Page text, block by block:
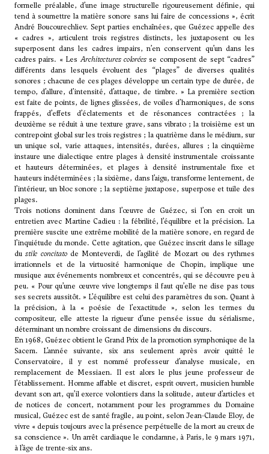
formelle préalable, d’une image structurelle rigoureusement définie, qui
tend à soumettre la matière sonore sans lui faire de concessions », écrit
André Boucourechliev. Sept parties enchaînées, que Guézec appelle des
« cadres », articulent trois registres distincts, les juxtaposent ou les
superposent dans les cadres impairs, n’en conservent qu’un dans les
cadres pairs. « LesArchitectures colorées se composent de sept “cadres”
différents dans lesquels évoluent des “plages” de diverses qualités
sonores ; chacune de ces plages développe un certain type de durée, de
tempo, d’allure, d’intensité, d’attaque, de timbre. » La première section
est faite de points, de lignes glissées, de voiles d’harmoniques, de sons
frappés, d’effets d’éclatements et de résonances contractées ; la
deuxième se réduit à une texture grave, sans vibrato ; la troisième est un
contrepoint global sur les trois registres ; la quatrième dans le médium, sur
un unique sol, varie attaques, intensités, durées, allures ; la cinquième
instaure une dialectique entre plages à densité instrumentale croissante
et hauteurs déterminées, et plages à densité instrumentale fixe et
hauteurs indéterminées ; la sixième, dans l’aigu, transforme lentement, de
l’intérieur, un bloc sonore ; la septième juxtapose, superpose et tuile des
plages.
Trois notions dominent dans l’œuvre de Guézec, si l’on en croit un
entretien avec Martine Cadieu : la fébrilité, l’équilibre et la précision. La
première suscite une extrême mobilité de la matière sonore, en regard de
l’inquiétude du monde. Cette agitation, que Guézec inscrit dans le sillage
dustile concitatode Monteverdi, de l’agilité de Mozart ou des rythmes
irrationnels et de la virtuosité harmonique de Chopin, implique une
musique aux événements nombreux et concentrés, qui se découvre peu à
peu. « Pour qu’une œuvre vive longtemps il faut qu’elle ne dise pas tous
ses secrets aussitôt. » L’équilibre est celui des paramètres du son. Quant à
la précision, à la « poésie de l’exactitude », selon les termes du
compositeur, elle atteste la rigueur d’une pensée issue du sérialisme,
déterminant un nombre croissant de dimensions du discours.
En 1968, Guézec obtient le Grand Prix de la promotion symphonique de la
Sacem. L’année suivante, six ans seulement après avoir quitté le
Conservatoire, il y est nommé professeur d’analyse musicale, en
remplacement de Messiaen. Il est alors le plus jeune professeur de
l’établissement. Homme affable et discret, esprit ouvert, musicien humble
devant son art, qu’il exerce volontiers dans la solitude, auteur d’articles et
de notices de concert, notamment pour les programmes du Domaine
musical, Guézec est de santé fragile, au point, selonJean-Claude Eloy, de
vivre « depuis toujours avec la présence perpétuelle de la mort au creux de
sa conscience ». Un arrêt cardiaque le condamne, à Paris, le 9 mars 1971,
à l’âge de trente-six ans.